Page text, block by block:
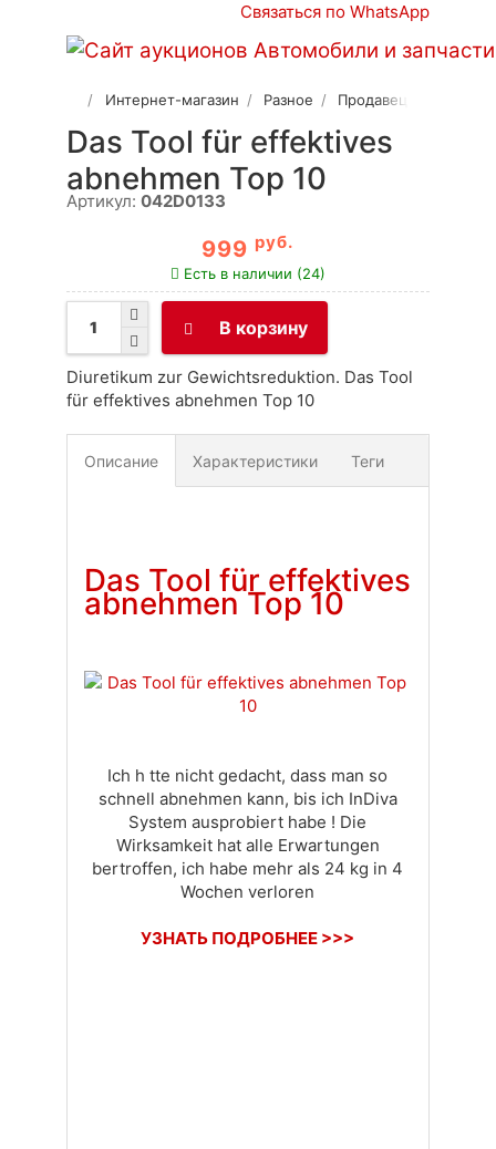
Связаться по WhatsApp
Интернет-магазин Разное Продавец 2
Das Tool für effektives
abnehmen Top 10
Артикул: 042D0133
999 руб.
Есть в наличии (24)
В корзину
Diuretikum zur Gewichtsreduktion. Das Tool
für effektives abnehmen Top 10
Описание Характеристики Теги
Das Tool für effektives
abnehmen Top 10
Ich h tte nicht gedacht, dass man so
schnell abnehmen kann, bis ich InDiva
System ausprobiert habe ! Die
Wirksamkeit hat alle Erwartungen
bertroffen, ich habe mehr als 24 kg in 4
Wochen verloren
УЗНАТЬ ПОДРОБНЕЕ >>>